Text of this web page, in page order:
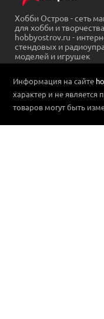
Хобби Остров - сеть
для хобби и творчества
hobbyostrov.ru -
стендовых и
моделей и игрушек
Информация на сайте
характер и не
товаров могут быть